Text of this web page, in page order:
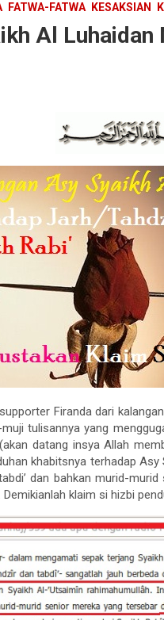
FATWA-FATWA KESAKSIAN
Al
Firanda dari
tulisannya yang
datang insya Allah
khabitsnya terhadap Asy
dan bahkan murid-
klaim si hizbi